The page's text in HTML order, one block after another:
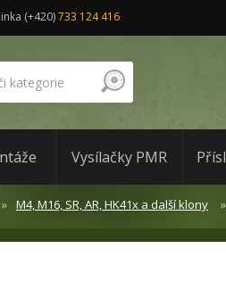
(+420)733 124 416
Vysílačky PMR
M4, M16, SR, AR, HK41x a další klony